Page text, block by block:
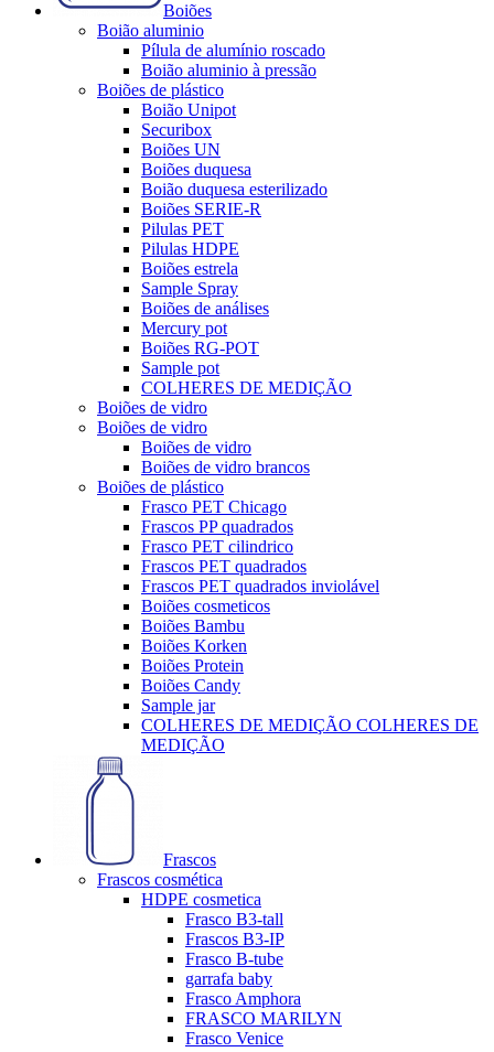
Boiões
Boião aluminio
Pílula de alumínio roscado
Boião aluminio à pressão
Boiões de plástico
Boião Unipot
Securibox
Boiões UN
Boiões duquesa
Boião duquesa esterilizado
Boiões SERIE-R
Pilulas PET
Pilulas HDPE
Boiões estrela
Sample Spray
Boiões de análises
Mercury pot
Boiões RG-POT
Sample pot
COLHERES DE MEDIÇÃO
Boiões de vidro
Boiões de vidro
Boiões de vidro
Boiões de vidro brancos
Boiões de plástico
Frasco PET Chicago
Frascos PP quadrados
Frasco PET cilindrico
Frascos PET quadrados
Frascos PET quadrados inviolável
Boiões cosmeticos
Boiões Bambu
Boiões Korken
Boiões Protein
Boiões Candy
Sample jar
COLHERES DE MEDIÇÃO COLHERES DE
MEDIÇÃO
Frascos
Frascos cosmética
HDPE cosmetica
Frasco B3-tall
Frascos B3-IP
Frasco B-tube
garrafa baby
Frasco Amphora
FRASCO MARILYN
Frasco Venice